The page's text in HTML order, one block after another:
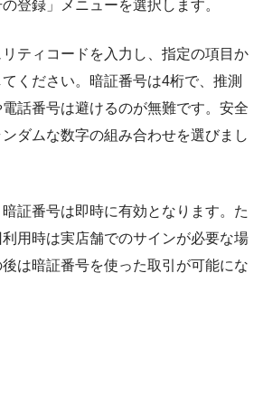
登録」メニューを選択します。
ティコードを入力し、指定の項目か
ください。暗証番号は4桁で、推測
話番号は避けるのが無難です。安全
ダムな数字の組み合わせを選びまし
証番号は即時に有効となります。た
用時は実店舗でのサインが必要な場
は暗証番号を使った取引が可能にな